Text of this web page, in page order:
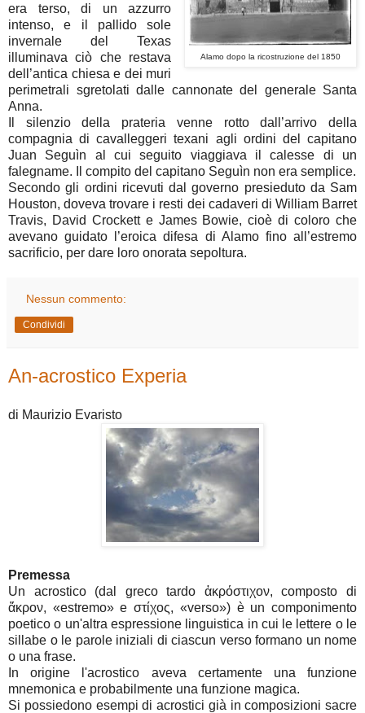
Alamo dopo la ricostruzione del 1850
era terso, di un azzurro
intenso, e il pallido sole
invernale del Texas
illuminava ciò che restava
dell’antica chiesa e dei muri
perimetrali sgretolati dalle cannonate del generale Santa
Anna.
Il silenzio della prateria venne rotto dall’arrivo della
compagnia di cavalleggeri texani agli ordini del capitano
Juan Seguìn al cui seguito viaggiava il calesse di un
falegname. Il compito del capitano Seguìn non era semplice.
Secondo gli ordini ricevuti dal governo presieduto da Sam
Houston, doveva trovare i resti dei cadaveri di William Barret
Travis, David Crockett e James Bowie, cioè di coloro che
avevano guidato l’eroica difesa di Alamo fino all’estremo
sacrificio, per dare loro onorata sepoltura.
Nessun commento:
Condividi
An-acrostico Experia
di Maurizio Evaristo
Premessa
Un acrostico (dal greco tardo ἀκρόστιχον, composto di
ἄκρον, «estremo» e στίχος, «verso») è un componimento
poetico o un'altra espressione linguistica in cui le lettere o le
sillabe o le parole iniziali di ciascun verso formano un nome
o una frase.
In origine l'acrostico aveva certamente una funzione
mnemonica e probabilmente una funzione magica.
Si possiedono esempi di acrostici già in composizioni sacre